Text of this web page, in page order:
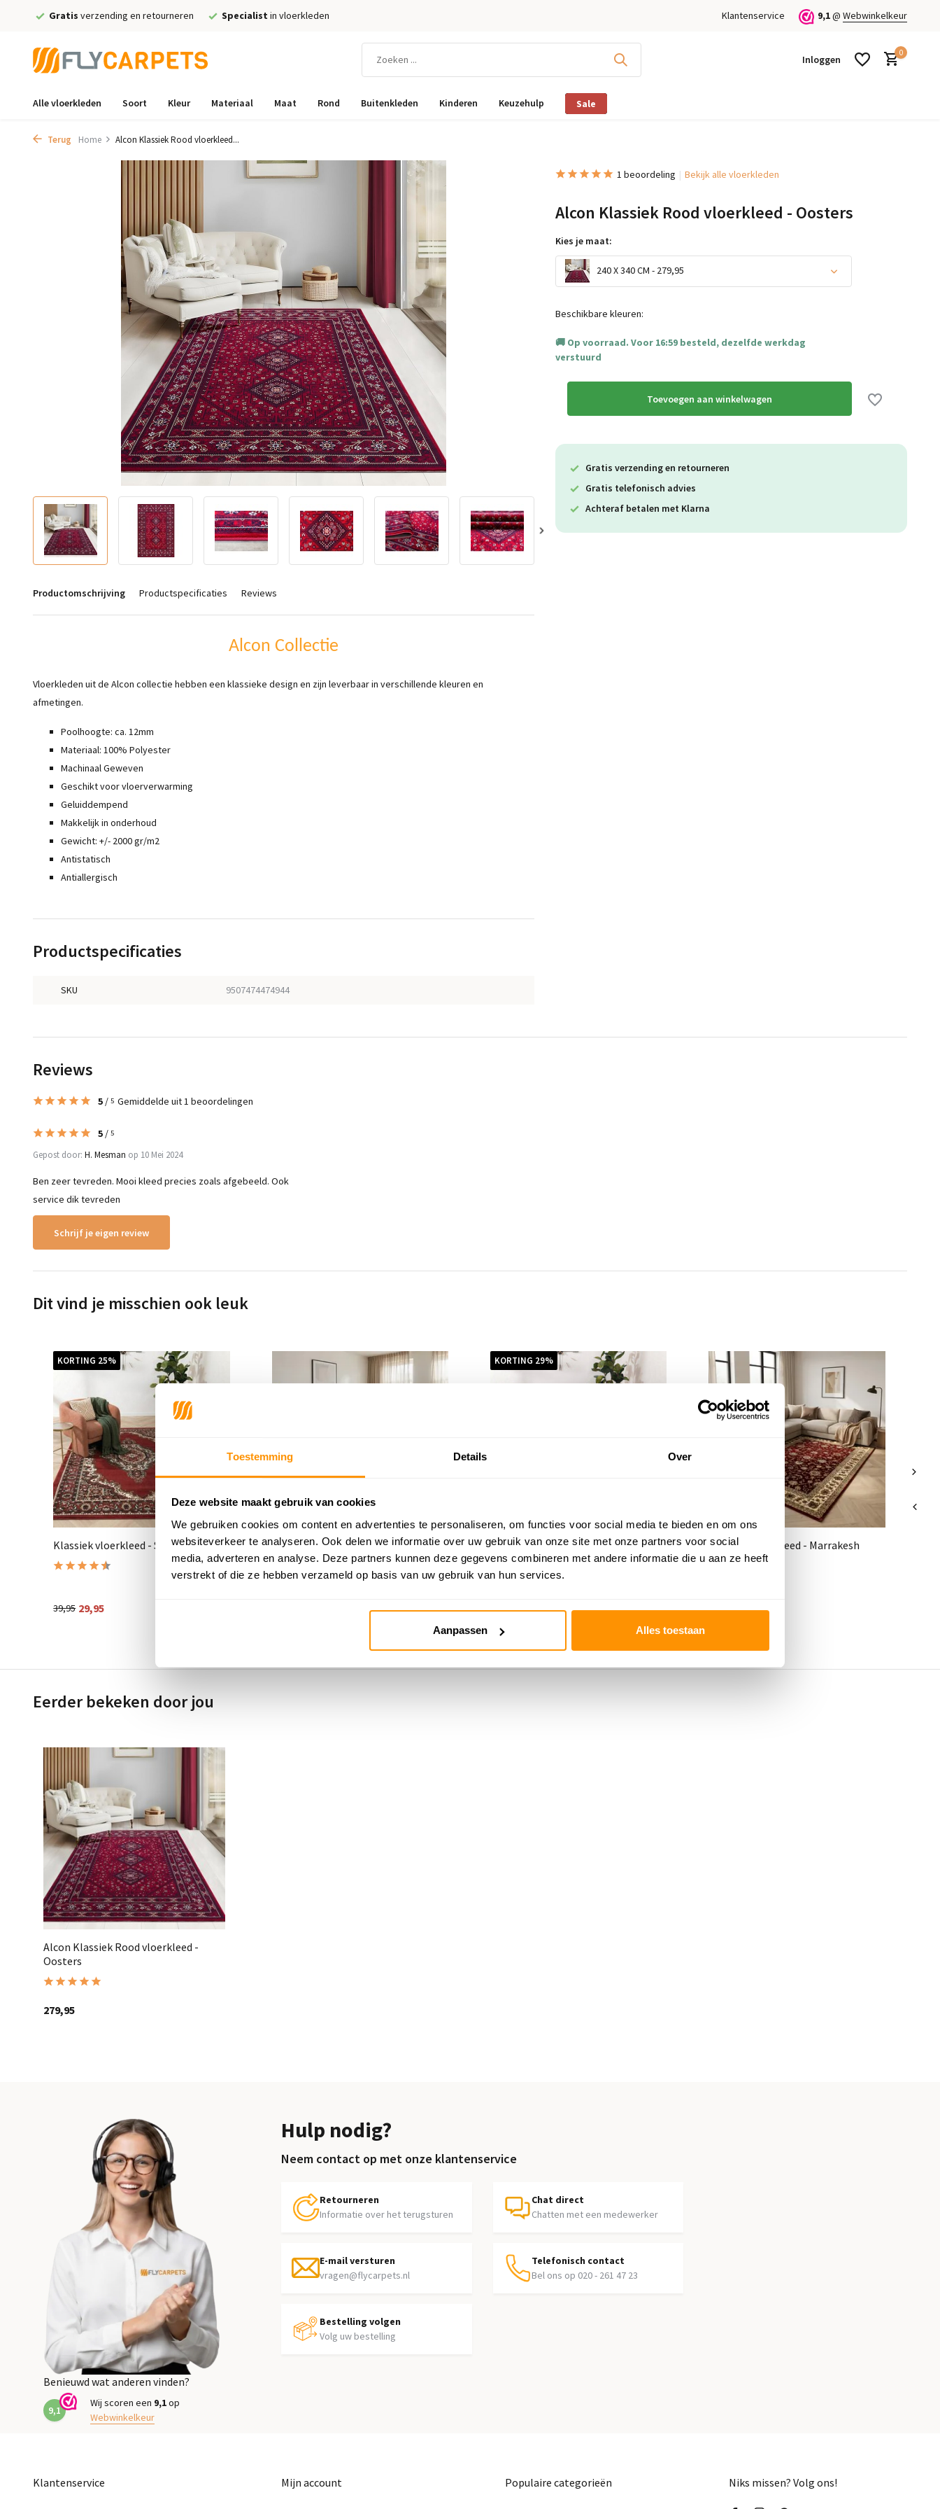
Toestemming Details Over
Deze website maakt gebruik van cookies
We gebruiken cookies om content en advertenties te personaliseren, om functies voor social media te bieden en om ons
websiteverkeer te analyseren. Ook delen we informatie over uw gebruik van onze site met onze partners voor social
media, adverteren en analyse. Deze partners kunnen deze gegevens combineren met andere informatie die u aan ze heeft
verstrekt of die ze hebben verzameld op basis van uw gebruik van hun services.
Aanpassen Alles toestaan
Gratis verzending en retourneren Specialist in vloerkleden Klantenservice 9,1@ Webwinkelkeur
Inloggen
0
Alle vloerkleden Soort Kleur Materiaal Maat Rond Buitenkleden Kinderen Keuzehulp Sale
Terug Home Alcon Klassiek Rood vloerkleed...
Productomschrijving Productspecificaties Reviews
Alcon Collectie
Vloerkleden uit de Alcon collectie hebben een klassieke design en zijn leverbaar in verschillende kleuren en
afmetingen.
Poolhoogte: ca. 12mm
Materiaal: 100% Polyester
Machinaal Geweven
Geschikt voor vloerverwarming
Geluiddempend
Makkelijk in onderhoud
Gewicht: +/- 2000 gr/m2
Antistatisch
Antiallergisch
Productspecificaties
SKU 9507474474944
1 beoordeling Bekijk alle vloerkleden
Alcon Klassiek Rood vloerkleed - Oosters
Kies je maat:
240 X 340 CM - 279,95
Beschikbare kleuren:
Op voorraad. Voor 16:59 besteld, dezelfde werkdag
verstuurd
Toevoegen aan winkelwagen
Gratis verzending en retourneren
Gratis telefonisch advies
Achteraf betalen met Klarna
Reviews
5 / 5 Gemiddelde uit 1 beoordelingen
5 / 5
Gepost door: H. Mesman op 10 Mei 2024
Ben zeer tevreden. Mooi kleed precies zoals afgebeeld. Ook
service dik tevreden
Schrijf je eigen review
Dit vind je misschien ook leuk
KORTING 25%
Klassiek vloerkleed - Skazar Rood
39,95 29,95
Klassiek vloerkleed - Marrakesh
Medaillon Rood
KORTING 29%
Klassiek vloerkleed - Skazar Oosters
Motief Rood
239,95 169,95
Klassiek vloerkleed - Marrakesh
Rood/Beige
179,95
Eerder bekeken door jou
Alcon Klassiek Rood vloerkleed -
Oosters
279,95
Hulp nodig?
Neem contact op met onze klantenservice
Retourneren
Informatie over het terugsturen
Chat direct
Chatten met een medewerker
E-mail versturen
vragen@flycarpets.nl
Telefonisch contact
Bel ons op 020 - 261 47 23
Bestelling volgen
Volg uw bestelling
Benieuwd wat anderen vinden?
9,1
Wij scoren een 9,1op
Webwinkelkeur
Klantenservice Mijn account Populaire categorieën Niks missen? Volg ons!